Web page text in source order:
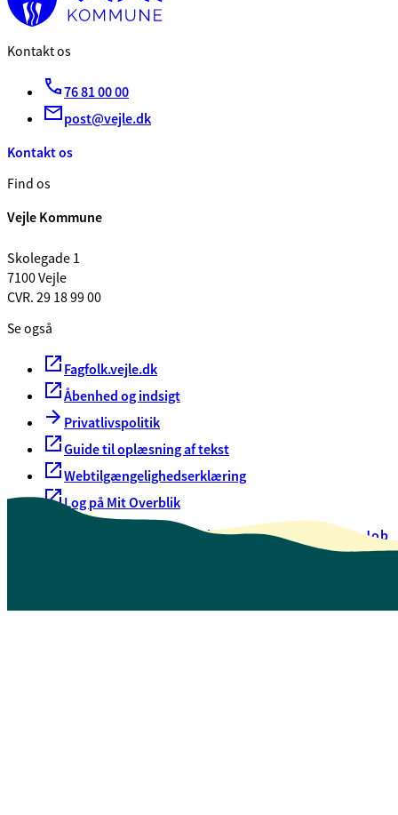
Kontakt os
76 81 00 00
post@vejle.dk
Kontakt os
Find os
Vejle Kommune
Skolegade 1
7100 Vejle
CVR. 29 18 99 00
Se også
Fagfolk.vejle.dk
Åbenhed og indsigt
Privatlivspolitik
Guide til oplæsning af tekst
Webtilgængelighedserklæring
Log på Mit Overblik
Oversigt over selvbetjeningJob